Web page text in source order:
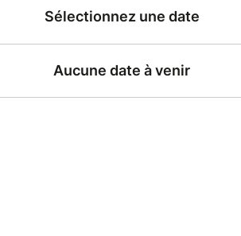
Sélectionnez une date
Aucune date à venir